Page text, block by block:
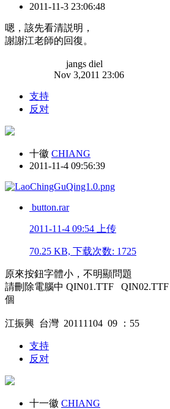
2011-11-3 23:06:48
嗯，該先看清説明，
謝謝江老師的回復。
jangs diel
Nov 3,2011 23:06
支持
反对
十徽 CHIANG
2011-11-4 09:56:39
button.rar
2011-11-4 09:54 上传
70.25 KB, 下载次数: 1725
原來按鈕字體小，不明顯問題
請刪除電腦中 QIN01.TTF
個
江振興 台灣 20111104 09 ：55
支持
反对
十一徽 CHIANG